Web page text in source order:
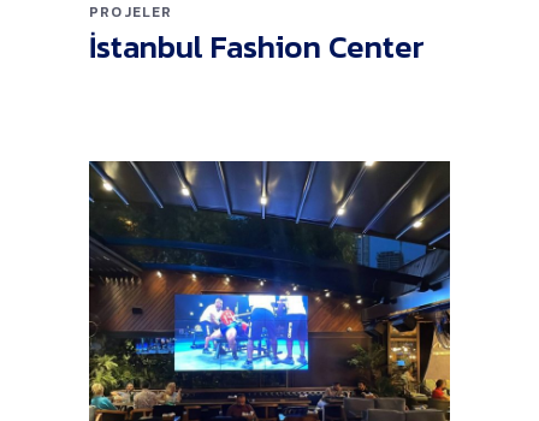
PROJELER
İstanbul Fashion Center